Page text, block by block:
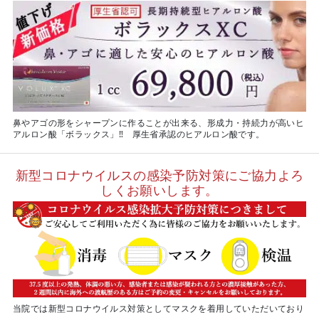
鼻やアゴの形をシャープンに作ることが出来る、形成力・持続力が高いヒ
アルロン酸「ボラックス」‼ 厚生省承認のヒアルロン酸です。
新型コロナウイルスの感染予防対策にご協力よろ
しくお願いします。
当院では新型コロナウイルス対策としてマスクを着用していただいており